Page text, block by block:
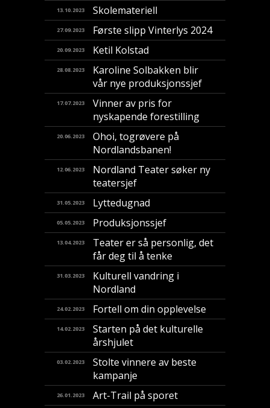
13.10.2023 Skolemateriell
27.09.2023 Første slipp Vinterlys 2024
20.09.2023 Ketil Kolstad
28.08.2023
Karoline Solbakken blir
vår nye produksjonssjef
17.07.2023
Vinner av pris for
nyskapende forestilling
20.06.2023
​Ohoi, togrøvere på
Nordlandsbanen!
12.06.2023
Nordland Teater søker ny
teatersjef
31.05.2023 Lyttedugnad
05.05.2023 Produksjonssjef
13.04.2023
Teater er så personlig, det
får deg til å tenke
31.03.2023
Kulturell vandring i
Nordland
24.02.2023 Fortell om din opplevelse
14.02.2023
Starten på det kulturelle
årshjulet
03.02.2023
Stolte vinnere av beste
kampanje
26.01.2023 Art-Trail på sporet